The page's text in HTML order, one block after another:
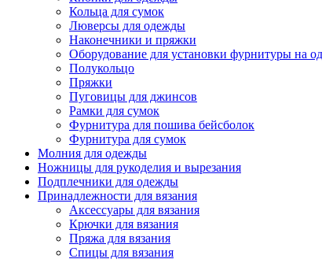
Кольца для сумок
Люверсы для одежды
Наконечники и пряжки
Оборудование для установки фурнитуры на
Полукольцо
Пряжки
Пуговицы для джинсов
Рамки для сумок
Фурнитура для пошива бейсболок
Фурнитура для сумок
Молния для одежды
Ножницы для рукоделия и вырезания
Подплечники для одежды
Принадлежности для вязания
Аксессуары для вязания
Крючки для вязания
Пряжа для вязания
Спицы для вязания